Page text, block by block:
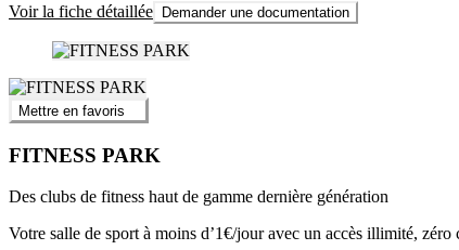
Voir la fiche détaillée Demander une documentation
Mettre en favoris
FITNESS PARK
Des clubs de fitness haut de gamme dernière génération
Votre salle de sport à moins d’1€/jour avec un accès illimité,